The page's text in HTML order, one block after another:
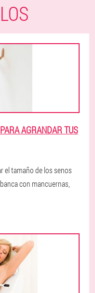
AGRANDAR TUS
el tamaño de los senos
con mancuernas,